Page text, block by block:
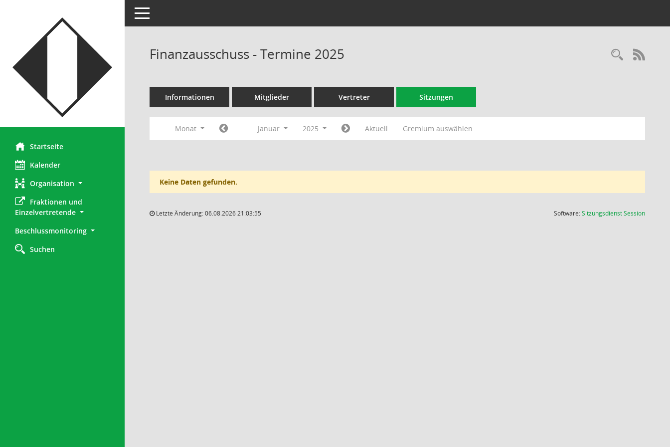
Startseite
Kalender
Organisation
Fraktionen und
Einzelvertretende
Beschlussmonitoring
Suchen
Toggle navigation
Finanzausschuss - Termine 2025
Informationen Mitglieder Vertreter Sitzungen
Monat Januar 2025 Aktuell Gremium auswählen
Keine Daten gefunden.
Letzte Änderung: 06.08.2026 21:03:55 Software:SitzungsdienstSession(Wird in